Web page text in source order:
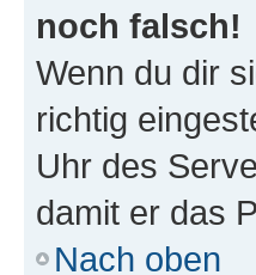
noch falsch!
Wenn du dir
richtig
Uhr des
damit er das
Nach oben